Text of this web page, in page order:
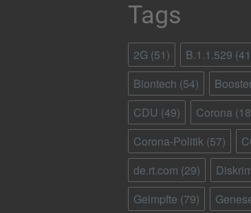
Tags
2G (51) B.1.1.529
Biontech (54)
CDU (49) Corona
Corona-Politik (57)
de.rt.com (29)
Geimpfte (79)